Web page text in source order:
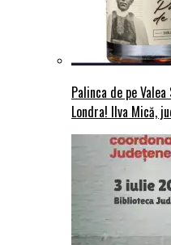
Palinca de pe
Londra! Ilva Mică,